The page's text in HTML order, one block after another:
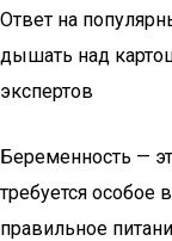
Ответ на
дышать над
экспертов
Беременность —
требуется особое
правильное